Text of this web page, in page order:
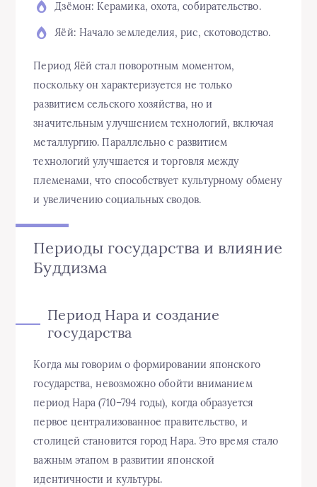
Дзёмон: Керамика, охота, собирательство.
Яёй: Начало земледелия, рис, скотоводство.
Период Яёй стал поворотным моментом,
поскольку он характеризуется не только
развитием сельского хозяйства, но и
значительным улучшением технологий, включая
металлургию. Параллельно с развитием
технологий улучшается и торговля между
племенами, что способствует культурному обмену
и увеличению социальных сводов.
Периоды государства и влияние
Буддизма
Период Нара и создание
государства
Когда мы говорим о формировании японского
государства, невозможно обойти вниманием
период Нара (710–794 годы), когда образуется
первое централизованное правительство, и
столицей становится город Нара. Это время стало
важным этапом в развитии японской
идентичности и культуры.